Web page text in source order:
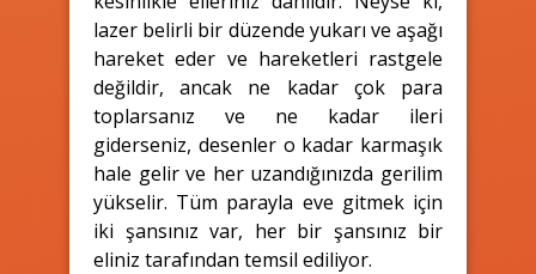
lazer belirli bir düzende yukarı ve aşağı
hareket eder ve hareketleri rastgele
değildir, ancak ne kadar çok para
toplarsanız ve ne kadar ileri
giderseniz, desenler o kadar karmaşık
hale gelir ve her uzandığınızda gerilim
yükselir. Tüm parayla eve gitmek için
iki şansınız var, her bir şansınız bir
eliniz tarafından temsil ediliyor.